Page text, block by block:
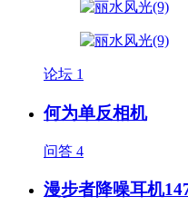
论坛 1
何为单反相机
问答 4
漫步者降噪耳机